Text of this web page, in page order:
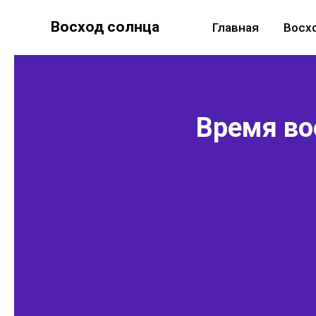
Восход солнца Главная
Время